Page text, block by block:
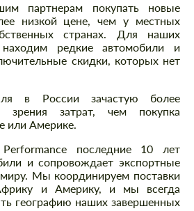
партнерам покупать новые
низкой цене, чем у местных
странах. Для наших
редкие автомобили и
скидки, которых нет
в России зачастую более
затрат, чем покупка
или Америке.
последние 10 лет
и сопровождает экспортные
Мы координируем поставки
и Америку, и мы всегда
географию наших завершенных